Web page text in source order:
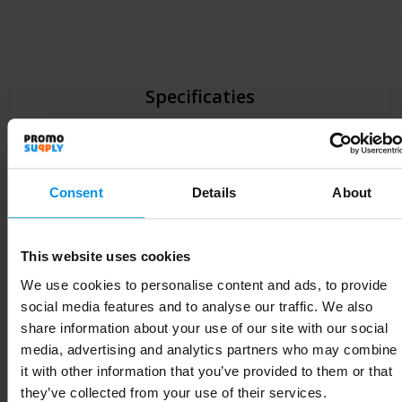
Consent Details About
This website uses cookies
We use cookies to personalise content and ads, to provide
social media features and to analyse our traffic. We also
share information about your use of our site with our social
media, advertising and analytics partners who may combine
it with other information that you’ve provided to them or that
they’ve collected from your use of their services.
Specificaties
Specificaties
Artikelnummer 3460002360-59/01/03/35
Merk BIC
Gewicht 13 g
Materiaal Plastiek, Metaal